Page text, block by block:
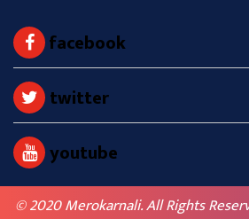
facebook
twitter
youtube
© 2020 Merokarnali. All Rights